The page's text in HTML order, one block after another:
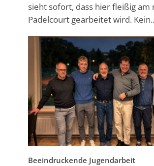
sieht sofort, dass hier fleißig am
Padelcourt gearbeitet wird.
Beeindruckende Jugendarbeit